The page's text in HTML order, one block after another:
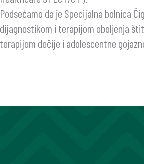
Podsećamo da je Specijalna bolnica
dijagnostikom i terapijom oboljenja
terapijom dečije i adolescentne